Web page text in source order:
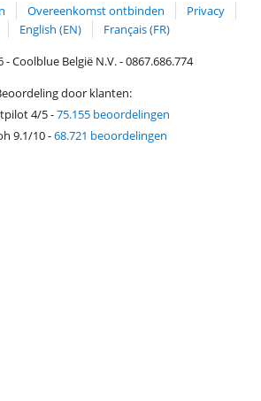
Overeenkomst ontbinden
Privacy
English (EN)
Français (FR)
- Coolblue België N.V. - 0867.686.774
door klanten:
4/5-75.155 beoordelingen
9.1/10-68.721 beoordelingen